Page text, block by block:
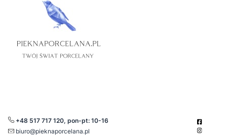
+48 517 717 120, pon-pt: 10-16
biuro@pieknaporcelana.pl